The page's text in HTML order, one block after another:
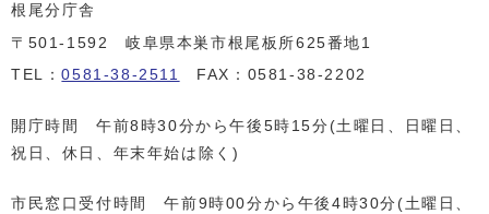
根尾分庁舎
〒501-1592 岐阜県本巣市根尾板所625番地1
TEL：0581-38-2511 FAX：0581-38-2202
開庁時間 午前8時30分から午後5時15分(土曜日、日曜日、
祝日、休日、年末年始は除く)
市民窓口受付時間 午前9時00分から午後4時30分(土曜日、